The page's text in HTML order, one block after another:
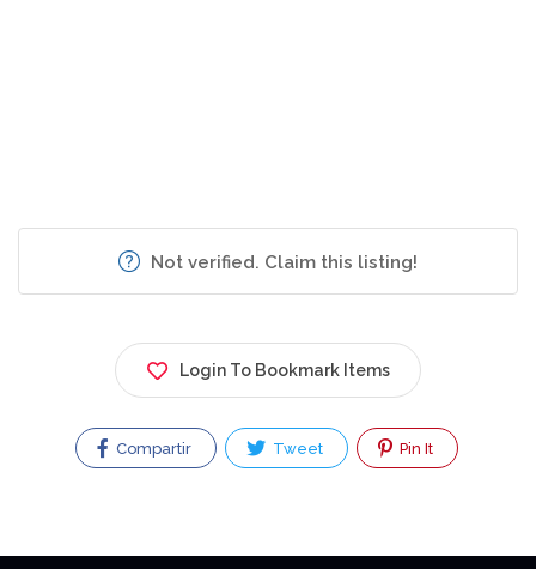
Not verified. Claim this listing!
Login To Bookmark Items
Compartir Tweet Pin It